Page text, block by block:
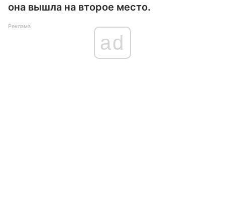
она вышла на второе место.
Реклама
ad